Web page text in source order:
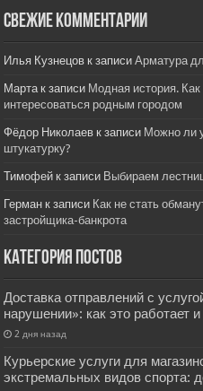
Свежие комментарии
Илья Кузнецов к записиАрматура
Мартак записи Модная история.
интересоваться родным городом
Фёдор Николаев к записи Можно ли
штукатурку?
Тимофей к записи Выбираем
Герман к записи Как не стать
застройщика-банкрота
Категория постов
Доставка отправлений с
нарушении»: как это работает
2 дня назад
Курьерские услуги для
экстремальных видов спорта: